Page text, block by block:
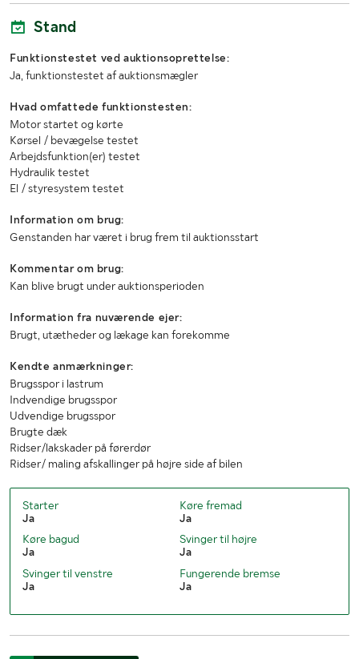
Længde (mm)
Højde (mm)
Lastrummets længde (mm)
Lastrummets bredde (mm)
Lastrummets højde (mm)
Stand
Funktionstestet ved auktionsoprettelse:
Ja, funktionstestet af auktionsmægler
Hvad omfattede funktionstesten:
Motor startet og kørte
Kørsel / bevægelse testet
Arbejdsfunktion(er) testet
Hydraulik testet
El / styresystem testet
Information om brug:
Genstanden har været i brug frem til auktionsstart
Kommentar om brug:
Kan blive brugt under auktionsperioden
Information fra nuværende ejer:
Brugt, utætheder og lækage kan forekomme
Kendte anmærkninger:
Brugsspor i lastrum
Indvendige brugsspor
Udvendige brugsspor
Brugte dæk
Ridser/lakskader på førerdør
Ridser/ maling afskallinger på højre side af bilen
Starter
Ja
Køre fremad
Ja
Køre bagud
Ja
Svinger til højre
Ja
Svinger til venstre
Ja
Fungerende bremse
Ja